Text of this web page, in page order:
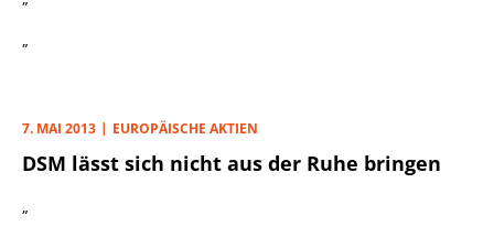
„
7. MAI 2013 EUROPÄISCHE AKTIEN
DSM lässt sich nicht aus der Ruhe bringen
„